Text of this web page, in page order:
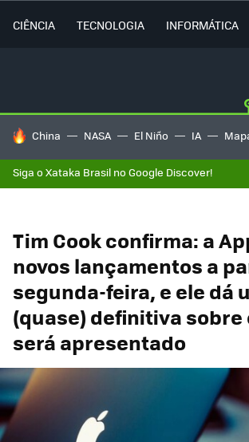
CIÊNCIA TECNOLOGIA INFORMÁTICA
TENDÊNCIAS DO DIA
China NASA El Niño IA
Siga o Xataka Brasil no Google Discover!
Tim Cook confirma: a
novos lançamentos a
segunda-feira, e ele dá
(quase) definitiva sobre
será apresentado